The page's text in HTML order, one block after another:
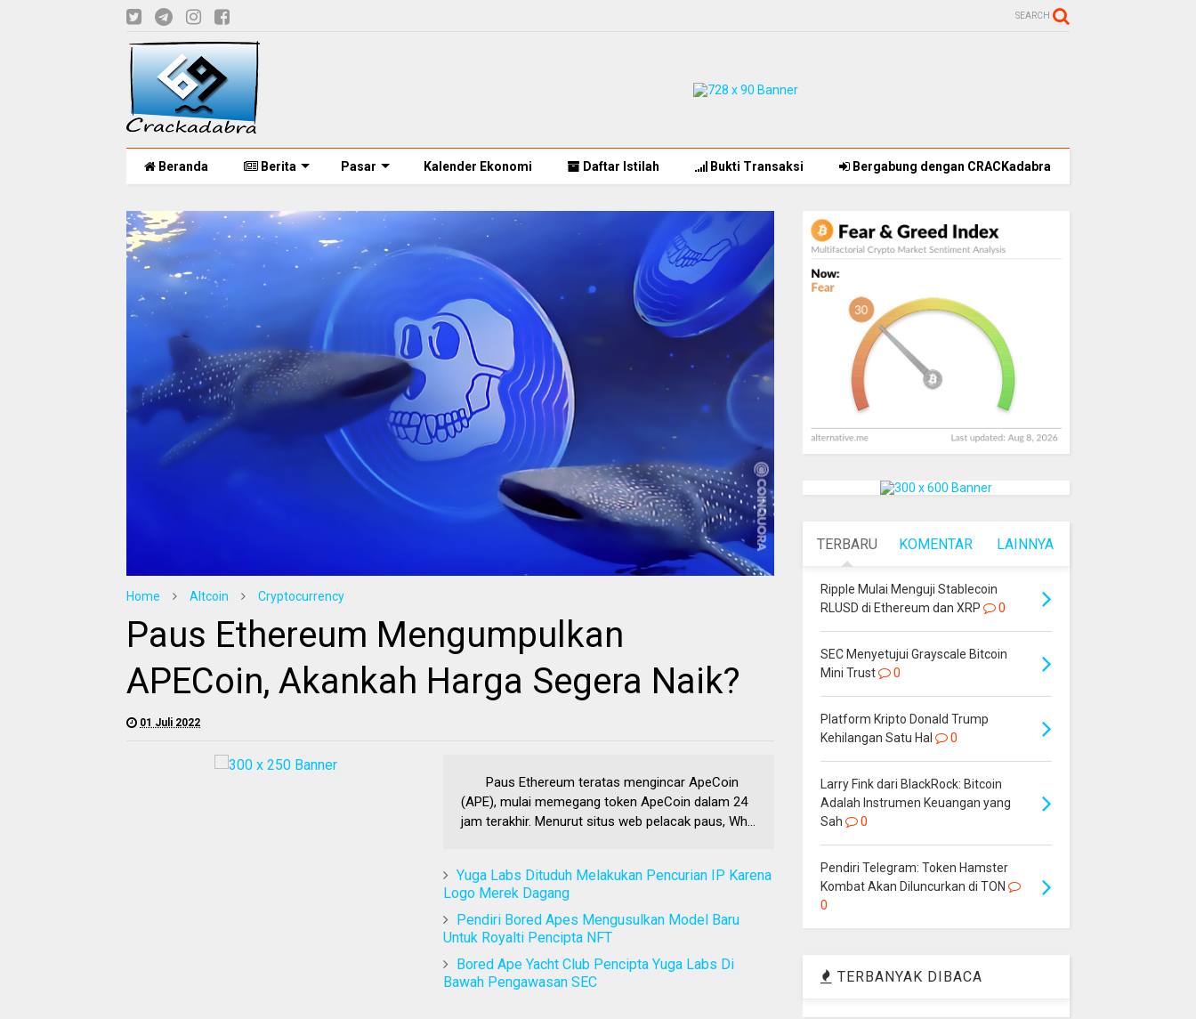
SEARCH
Beranda Berita Pasar Kalender Ekonomi Daftar Istilah Bukti Transaksi Bergabung dengan CRACKadabra
Home Altcoin Cryptocurrency
Paus Ethereum Mengumpulkan
APECoin, Akankah Harga Segera Naik?
01 Juli 2022
Paus Ethereum teratas mengincar ApeCoin
(APE), mulai memegang token ApeCoin dalam 24
jam terakhir. Menurut situs web pelacak paus, Wh...
Yuga Labs Dituduh Melakukan Pencurian IP Karena
Logo Merek Dagang
Pendiri Bored Apes Mengusulkan Model Baru
Untuk Royalti Pencipta NFT
Bored Ape Yacht Club Pencipta Yuga Labs Di
Bawah Pengawasan SEC
TERBARU KOMENTAR LAINNYA
Ripple Mulai Menguji Stablecoin
RLUSD di Ethereum dan XRP
0
SEC Menyetujui Grayscale Bitcoin
Mini Trust
0
Platform Kripto Donald Trump
Kehilangan Satu Hal
0
Larry Fink dari BlackRock: Bitcoin
Adalah Instrumen Keuangan yang
Sah
0
Pendiri Telegram: Token Hamster
Kombat Akan Diluncurkan di TON
0
TERBANYAK DIBACA